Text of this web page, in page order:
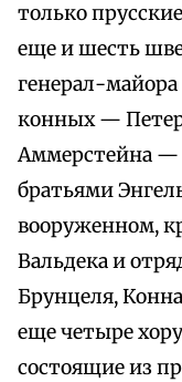
только
еще и шесть
генерал-
конных —
Аммерстейна —
братьями
вооруженном,
Вальдека и
Брунцеля,
еще четыре
состоящие из